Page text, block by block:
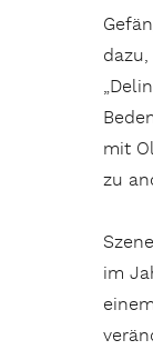
mit
zu
im